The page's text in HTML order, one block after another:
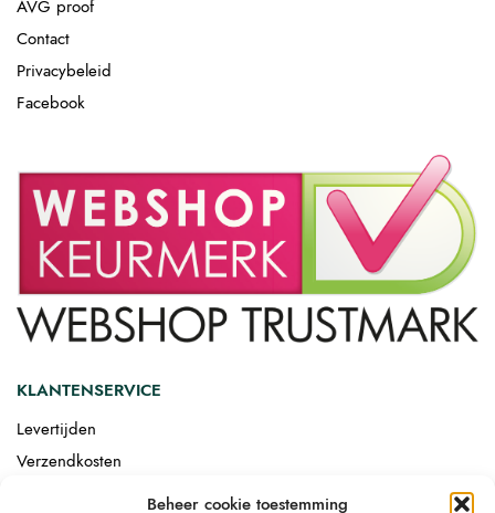
Beheer cookie toestemming
AVG proof
Contact
Privacybeleid
Facebook
KLANTENSERVICE
Levertijden
Verzendkosten
Afgemonteerd laten bezorgen